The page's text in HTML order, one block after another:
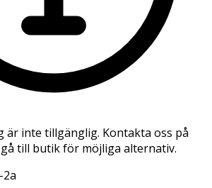
är inte tillgänglig. Kontakta oss på
till butik för möjliga alternativ.